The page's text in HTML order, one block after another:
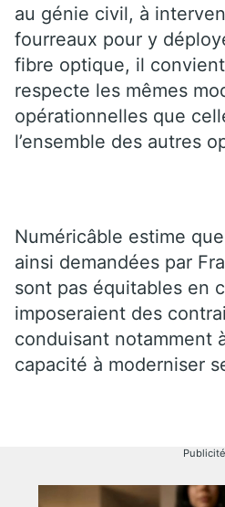
au génie civil, à
fourreaux pour y
fibre optique, il
respecte les mêmes
opérationnelles que
l’ensemble des autres
Numéricâble estime
ainsi demandées par
sont pas équitables en
imposeraient des
conduisant notamment
capacité à moderniser
Publicité